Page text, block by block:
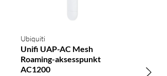
Ubiquiti
Unifi UAP-AC Mesh
Roaming-aksesspunkt
AC1200